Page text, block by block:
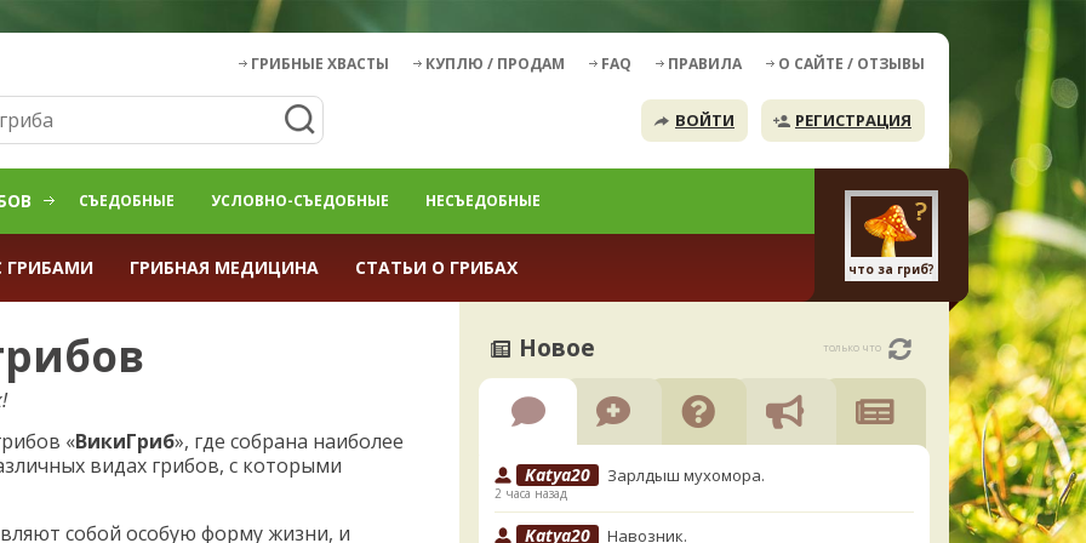
ГРИБНЫЕ ХВАСТЫ КУПЛЮ / ПРОДАМ FAQ ПРАВИЛА О САЙТЕ / ОТЗЫВЫ
ВОЙТИ РЕГИСТРАЦИЯ
СЪЕДОБНЫЕ УСЛОВНО-СЪЕДОБНЫЕ НЕСЪЕДОБНЫЕ
ГРИБАМИ ГРИБНАЯ МЕДИЦИНА СТАТЬИ О ГРИБАХ что за гриб?
«ВикиГриб», где собрана наиболее
видах грибов, с которыми
собой особую форму жизни, и
Новое только что
Katya20 Зарлдыш мухомора.
2 часа назад
Katya20 Навозник.